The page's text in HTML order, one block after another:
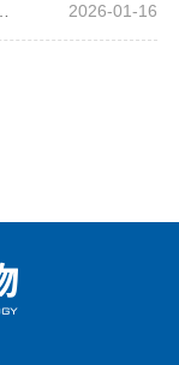
2026-01-16